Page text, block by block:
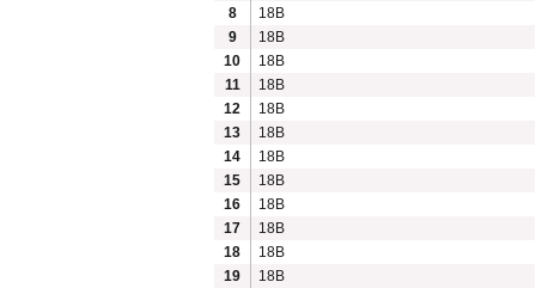
8
18B
9
18B
10
18B
11
18B
12
18B
13
18B
14
18B
15
18B
16
18B
17
18B
18
18B
19
18B